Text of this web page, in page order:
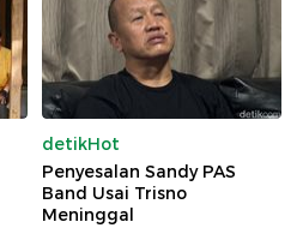
detikHot
Penyesalan Sandy PAS
Band Usai Trisno
Meninggal